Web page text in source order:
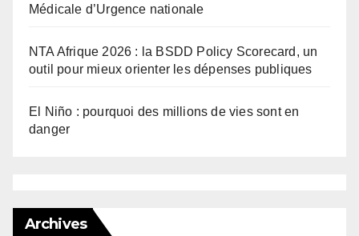
Médicale d’Urgence nationale
NTA Afrique 2026 : la BSDD Policy Scorecard, un
outil pour mieux orienter les dépenses publiques
El Niño : pourquoi des millions de vies sont en
danger
Archives